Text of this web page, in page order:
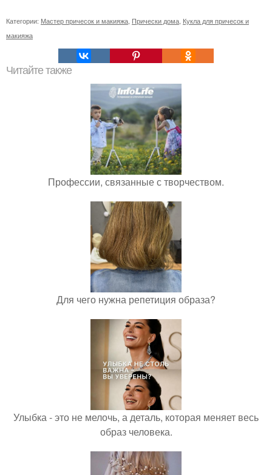
Категории: Мастер причесок и макияжа Прически дома Кукла для причесок и
макияжа
Читайте также
Профессии, связанные с творчеством.
Для чего нужна репетиция образа?
Улыбка - это не мелочь, а деталь, которая меняет весь
образ человека.